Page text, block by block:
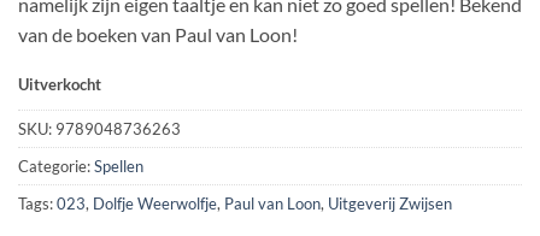
van de boeken van Paul van Loon!
Uitverkocht
SKU: 9789048736263
Categorie:Spellen
Tags:023, Dolfje Weerwolfje, Paul van Loon, Uitgeverij Zwijsen